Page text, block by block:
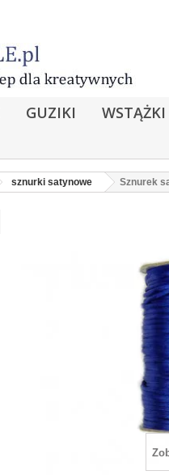
GUZIKI
sznurki satynowe Sznurek